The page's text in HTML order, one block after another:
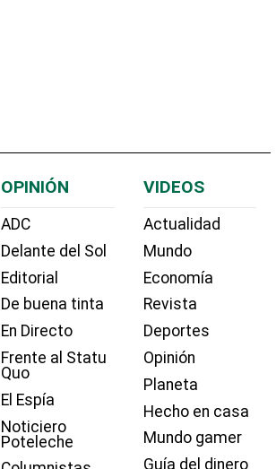
OPINIÓN
ADC
Delante del Sol
Editorial
De buena tinta
En Directo
Frente al Statu
Quo
El Espía
Noticiero
Poteleche
VIDEOS
Actualidad
Mundo
Economía
Revista
Deportes
Opinión
Planeta
Hecho en casa
Mundo gamer
Guía del dinero